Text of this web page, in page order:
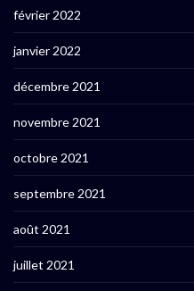
février 2022
janvier 2022
décembre 2021
novembre 2021
octobre 2021
septembre 2021
août 2021
juillet 2021